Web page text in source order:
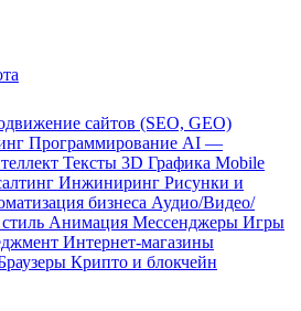
сайтов (SEO, GEO)
Программирование AI —
Тексты 3D Графика Mobile
Инжиниринг Рисунки и
бизнеса Аудио/Видео/
Анимация Мессенджеры Игры
Интернет-магазины
Крипто и блокчейн